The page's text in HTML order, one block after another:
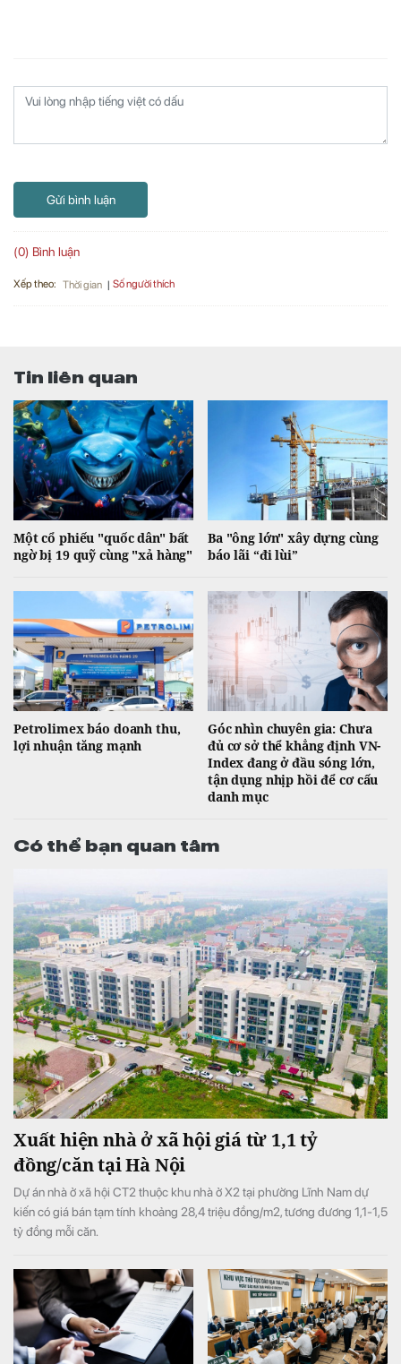
Gửi bình luận
(0) Bình luận
Xếp theo: Thời gian Số người thích
Tin liên quan
Một cổ phiếu "quốc dân" bất
ngờ bị 19 quỹ cùng "xả hàng"
Ba "ông lớn" xây dựng cùng
báo lãi “đi lùi”
Petrolimex báo doanh thu,
lợi nhuận tăng mạnh
Góc nhìn chuyên gia: Chưa
đủ cơ sở thể khẳng định VN-
Index đang ở đầu sóng lớn,
tận dụng nhịp hồi để cơ cấu
danh mục
Có thể bạn quan tâm
Xuất hiện nhà ở xã hội giá từ 1,1 tỷ
đồng/căn tại Hà Nội
Dự án nhà ở xã hội CT2 thuộc khu nhà ở X2 tại phường Lĩnh Nam dự
kiến có giá bán tạm tính khoảng 28,4 triệu đồng/m2, tương đương 1,1-1,5
tỷ đồng mỗi căn.